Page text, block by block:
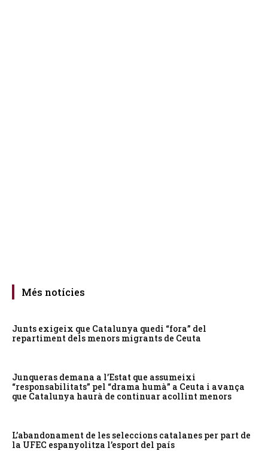
Més notícies
Junts exigeix que Catalunya quedi “fora” del
repartiment dels menors migrants de Ceuta
Junqueras demana a l’Estat que assumeixi
“responsabilitats” pel “drama humà” a Ceuta i avança
que Catalunya haurà de continuar acollint menors
L’abandonament de les seleccions catalanes per part de
la UFEC espanyolitza l’esport del país